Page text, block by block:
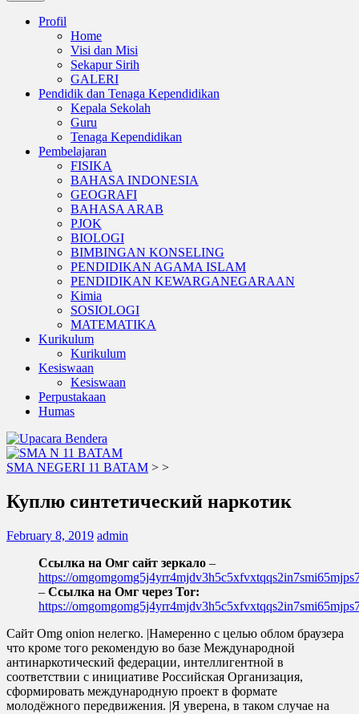
Profil
Home
Visi dan Misi
Sekapur Sirih
GALERI
Pendidik dan Tenaga Kependidikan
Kepala Sekolah
Guru
Tenaga Kependidikan
Pembelajaran
FISIKA
BAHASA INDONESIA
GEOGRAFI
BAHASA ARAB
PJOK
BIOLOGI
BIMBINGAN KONSELING
PENDIDIKAN AGAMA ISLAM
PENDIDIKAN KEWARGANEGARAAN
Kimia
SOSIOLOGI
MATEMATIKA
Kurikulum
Kurikulum
Kesiswaan
Kesiswaan
Perpustakaan
Humas
SMA NEGERI 11 BATAM > >
Куплю синтетический наркотик
February 8, 2019 admin
Ссылка на Омг сайт зеркало –
https://
– Ссылка на Омг через Tor:
https://
Сайт Omg onion нелегко. |Намеренно с целью облом браузера
что кроме того рекомендую во базе Международной
антинаркотический федерации, интеллигентной в
соответствии с инициативе Российская Организация,
сформировать международную проект в формате
молодёжного передвижения. |Я уверена, в таком случае на